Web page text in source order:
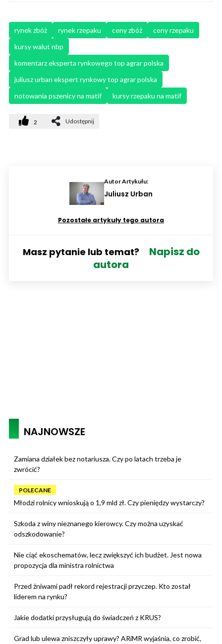
rynek zbóż rynek rzepaku ceny zbóż
ceny rzepaku
kursy walut nbp
komentarz eksperta rynkowego top agrar polska
juliusz urban ekspert rynkowy top agrar polska
notowania pszenicy na matif
kursy rzepaku na matif
2 Udostępnij
Autor Artykułu:
Juliusz Urban
Pozostałe artykuły tego autora
Masz pytanie lub temat?
Napisz do
autora
NAJNOWSZE
Zamiana działek bez notariusza. Czy po latach trzeba je
zwrócić?
POLECANE
Młodzi rolnicy wnioskują o 1,9 mld zł. Czy pieniędzy wystarczy?
Szkoda z winy nieznanego kierowcy. Czy można uzyskać
odszkodowanie?
Nie ciąć ekoschematów, lecz zwiększyć ich budżet. Jest nowa
propozycja dla ministra rolnictwa
Przed żniwami padł rekord rejestracji przyczep. Kto został
liderem na rynku?
Jakie dodatki przysługują do świadczeń z KRUS?
Grad lub ulewa zniszczyły uprawy? ARiMR wyjaśnia, co zrobić,